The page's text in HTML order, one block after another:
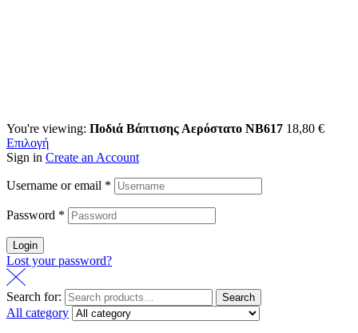
You're viewing: Ποδιά Βάπτισης Αερόστατο ΝΒ617 18,80 €
Επιλογή
Sign in Create an Account
Username or email *
Password *
Login
Lost your password?
Search for: Search
All category